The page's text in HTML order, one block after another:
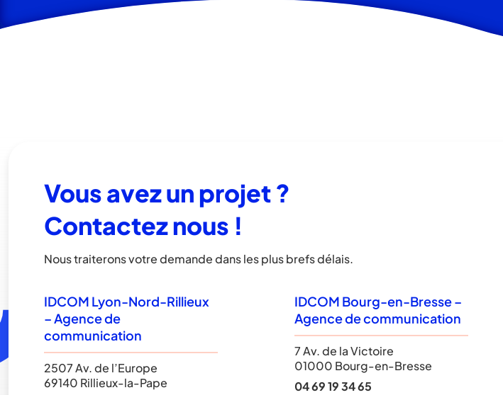
Vous avez un projet ?
Contactez nous !
Nous traiterons votre demande dans les plus brefs délais.
IDCOM Lyon-Nord-Rillieux
– Agence de
communication
2507 Av. de l’Europe
69140 Rillieux-la-Pape
IDCOM Bourg-en-Bresse –
Agence de communication
7 Av. de la Victoire
01000 Bourg-en-Bresse
04 69 19 34 65